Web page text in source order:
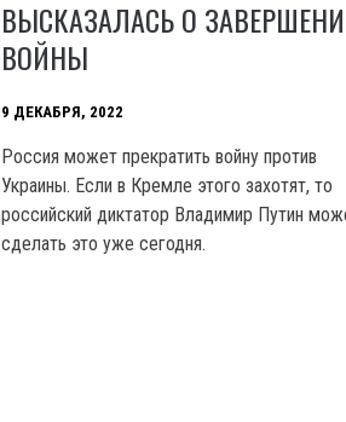
ВЫСКАЗАЛАСЬ О
ВОЙНЫ
9 ДЕКАБРЯ, 2022
Россия может прекратить войну против
Украины. Если в Кремле этого захотят, то
российский диктатор Владимир Путин
сделать это уже сегодня.